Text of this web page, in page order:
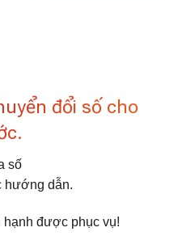
đổi số cho
số
hướng dẫn.
hạnh được phục vụ!